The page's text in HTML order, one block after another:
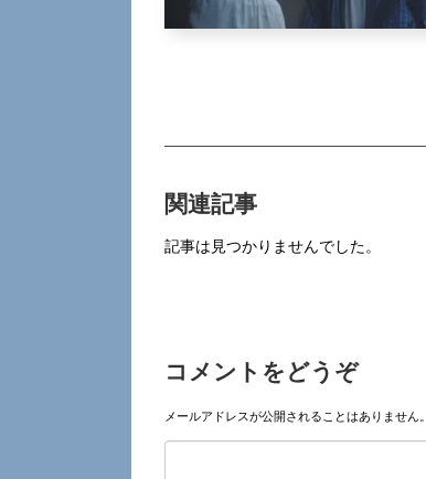
関連記事
記事は見つかりませんでした。
コメントをどうぞ
メールアドレスが公開されることはありません。